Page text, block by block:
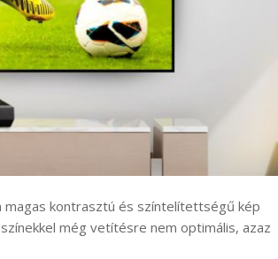
kontrasztú és színtelítettségű kép
még vetítésre nem optimális, azaz